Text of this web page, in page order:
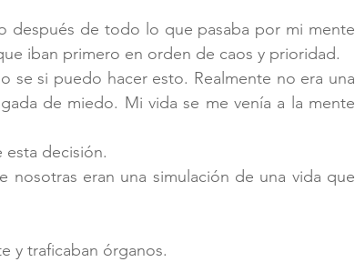
después de todo lo que pasaba por mi mente
iban primero en orden de caos y prioridad.
se si puedo hacer esto. Realmente no era una
de miedo. Mi vida se me venía a la mente
esta decisión.
nosotras eran una simulación de una vida que
y traficaban órganos.